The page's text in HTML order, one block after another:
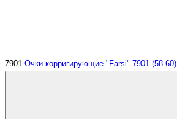
7901 Очки корригирующие "Farsi" 7901 (58-60)